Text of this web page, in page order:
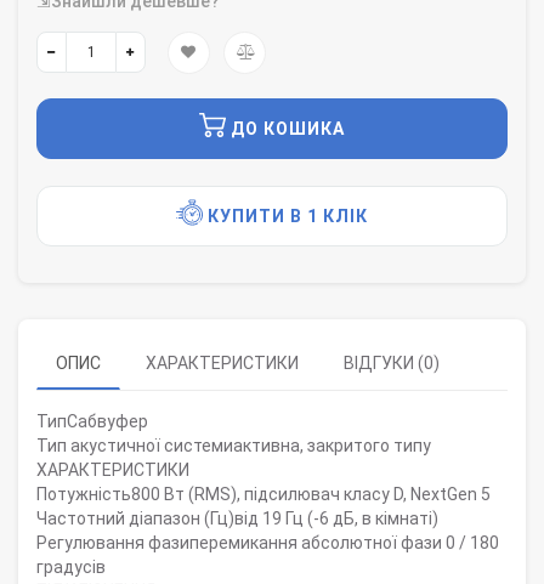
ДО КОШИКА
КУПИТИ В 1 КЛІК
ОПИС ХАРАКТЕРИСТИКИ ВІДГУКИ (0)
ТипСабвуфер
Тип акустичної системиактивна, закритого типу
ХАРАКТЕРИСТИКИ
Потужність800 Вт (RMS), підсилювач класу D, NextGen 5
Частотний діапазон (Гц)від 19 Гц (-6 дБ, в кімнаті)
Регулювання фазиперемикання абсолютної фази 0 / 180
градусів